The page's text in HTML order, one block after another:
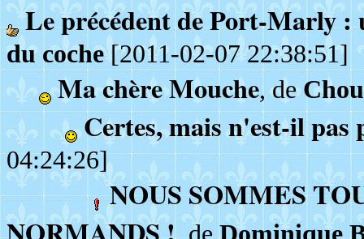
Le précédent de Port-Marly :
du coche[2011-02-07 22:38:51]
Ma chère Mouche, de
Certes, mais n'est-il pas
04:24:26]
NOUS SOMMES